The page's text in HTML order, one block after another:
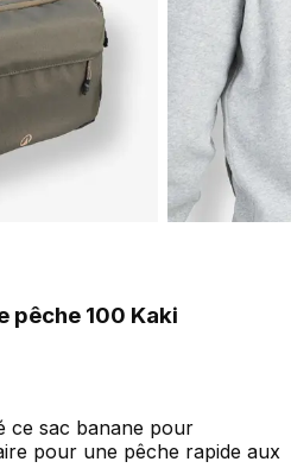
pêche 100 Kaki
reviews
ce sac banane pour
pour une pêche rapide aux